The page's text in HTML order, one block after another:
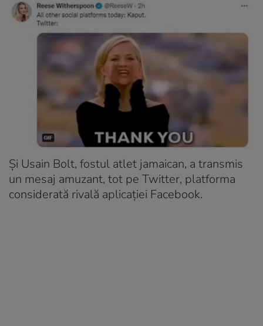
Și Usain Bolt, fostul atlet jamaican, a transmis
un mesaj amuzant, tot pe Twitter, platforma
considerată rivală aplicației Facebook.